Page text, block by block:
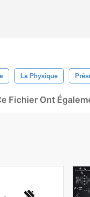
La Physique
Fichier Ont